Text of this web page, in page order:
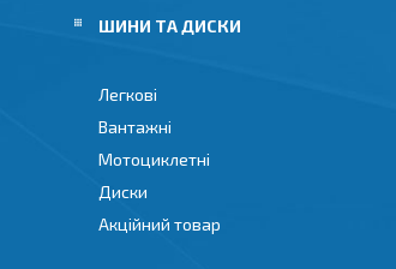
ШИНИ ТА ДИСКИ
Легкові
Вантажні
Мотоциклетні
Диски
Акційний товар